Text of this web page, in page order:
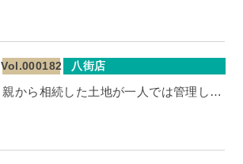
Vol.000182 八街店
親から相続した土地が一人では管理し…